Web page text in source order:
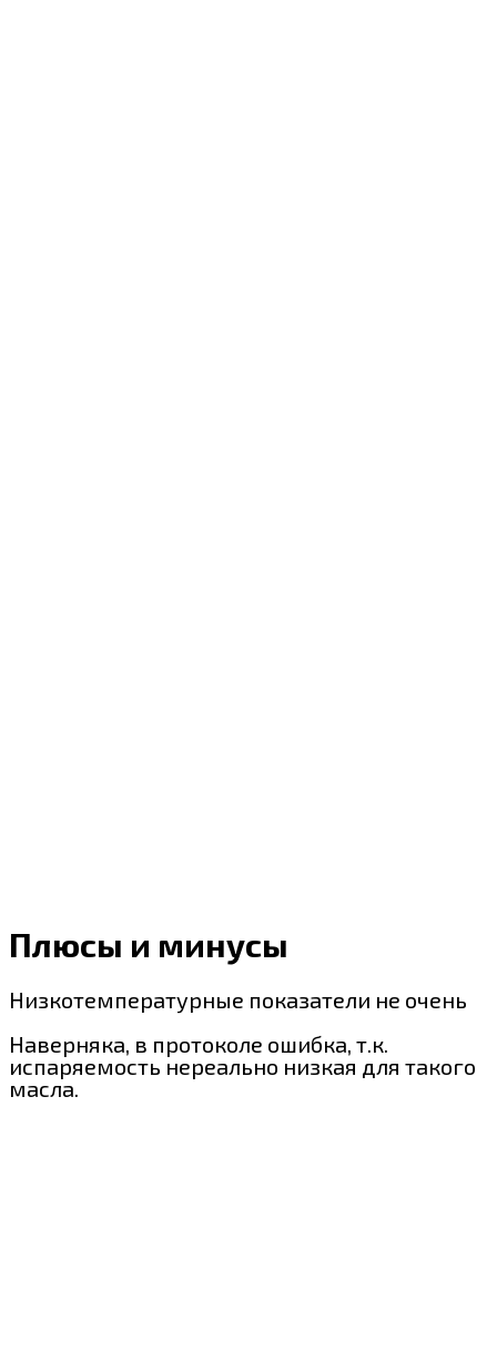
Плюсы и минусы
Низкотемпературные показатели не очень
Наверняка, в протоколе ошибка, т.к.
испаряемость нереально низкая для такого
масла.